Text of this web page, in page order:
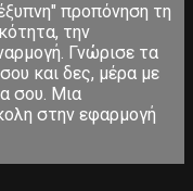
προπόνηση τη
την
Γνώρισε τα
και δες, μέρα με
σου. Μια
στην εφαρμογή